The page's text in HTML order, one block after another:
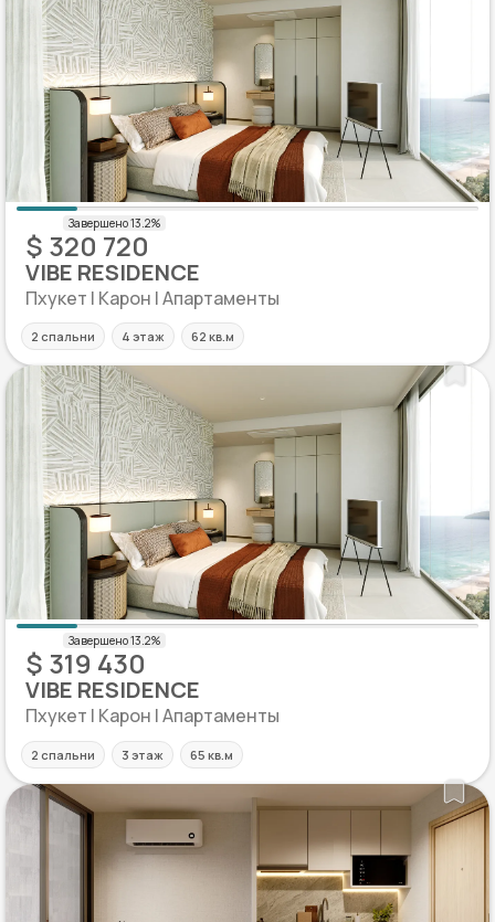
$ 320 720
VIBE RESIDENCE
Пхукет | Карон | Апартаменты
2 спальни 4 этаж 62 кв.м
$ 319 430
VIBE RESIDENCE
Пхукет | Карон | Апартаменты
2 спальни 3 этаж 65 кв.м